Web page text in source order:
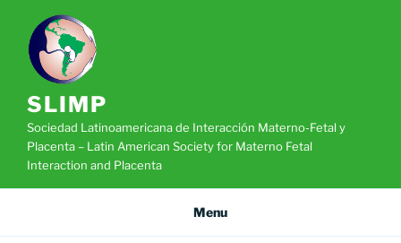
content
SLIMP
Sociedad Latinoamericana de Interacción Materno-Fetal y
Placenta – Latin American Society for Materno Fetal
Interaction and Placenta
Menu